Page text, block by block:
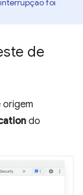
foi
de
do